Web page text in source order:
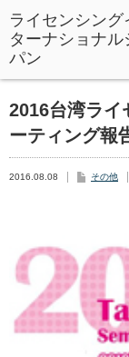
ライセンシング
ターナショナル
パン
2016台湾ライ
ーティング報
2016.08.08 その他